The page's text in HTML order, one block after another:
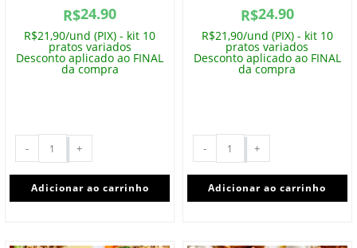
R$24.90
R$21,90/und (PIX) - kit 10
pratos variados
Desconto aplicado ao FINAL
da compra
- +
Adicionar ao carrinho
R$24.90
R$21,90/und (PIX) - kit 10
pratos variados
Desconto aplicado ao FINAL
da compra
- +
Adicionar ao carrinho